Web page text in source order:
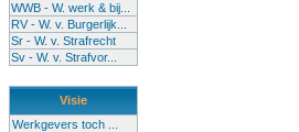
WWB - W. werk & bij...
RV - W. v. Burgerlijk...
Sr - W. v. Strafrecht
Sv - W. v. Strafvor...
Visie
Werkgevers toch ...